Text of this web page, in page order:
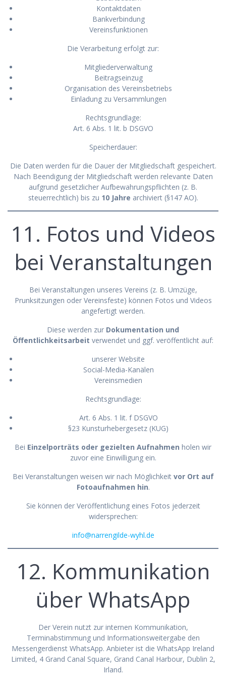
Kontaktdaten
Bankverbindung
Vereinsfunktionen
Die Verarbeitung erfolgt zur:
Mitgliederverwaltung
Beitragseinzug
Organisation des Vereinsbetriebs
Einladung zu Versammlungen
Rechtsgrundlage:
Art. 6 Abs. 1 lit. b DSGVO
Speicherdauer:
Die Daten werden für die Dauer der Mitgliedschaft gespeichert.
Nach Beendigung der Mitgliedschaft werden relevante Daten
aufgrund gesetzlicher Aufbewahrungspflichten (z. B.
steuerrechtlich) bis zu 10 Jahre archiviert (§147 AO).
11. Fotos und Videos
bei Veranstaltungen
Bei Veranstaltungen unseres Vereins (z. B. Umzüge,
Prunksitzungen oder Vereinsfeste) können Fotos und Videos
angefertigt werden.
Diese werden zur Dokumentation und
Öffentlichkeitsarbeit verwendet und ggf. veröffentlicht auf:
unserer Website
Social-Media-Kanälen
Vereinsmedien
Rechtsgrundlage:
Art. 6 Abs. 1 lit. f DSGVO
§23 Kunsturhebergesetz (KUG)
Bei Einzelporträts oder gezielten Aufnahmen holen wir
zuvor eine Einwilligung ein.
Bei Veranstaltungen weisen wir nach Möglichkeit vor Ort auf
Fotoaufnahmen hin.
Sie können der Veröffentlichung eines Fotos jederzeit
widersprechen:
info@narrengilde-wyhl.de
12. Kommunikation
über WhatsApp
Der Verein nutzt zur internen Kommunikation,
Terminabstimmung und Informationsweitergabe den
Messengerdienst WhatsApp. Anbieter ist die WhatsApp Ireland
Limited, 4 Grand Canal Square, Grand Canal Harbour, Dublin 2,
Irland.